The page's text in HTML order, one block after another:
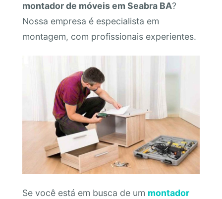
montador de móveis em Seabra BA?
Nossa empresa é especialista em
montagem, com profissionais experientes.
Se você está em busca de um montador